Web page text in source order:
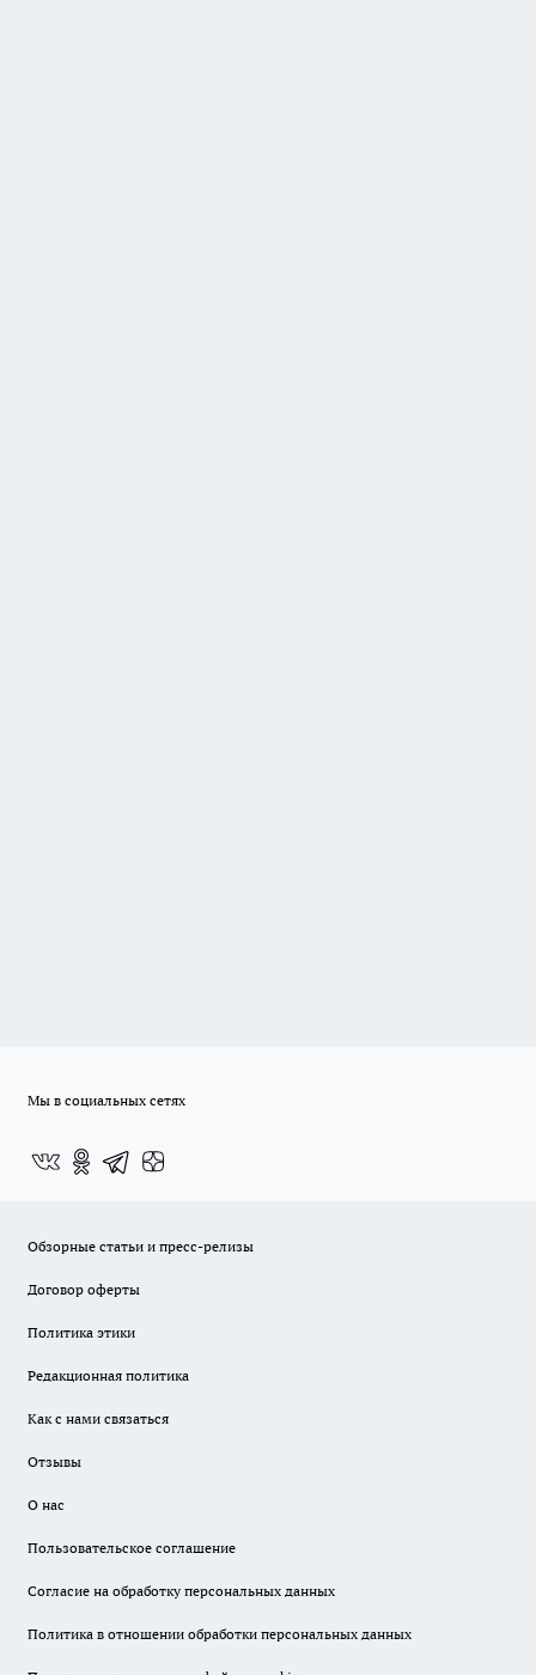
Мы в социальных сетях
Обзорные статьи и пресс-релизы
Договор оферты
Политика этики
Редакционная политика
Как с нами связаться
Отзывы
О нас
Пользовательское соглашение
Согласие на обработку персональных данных
Политика в отношении обработки персональных данных